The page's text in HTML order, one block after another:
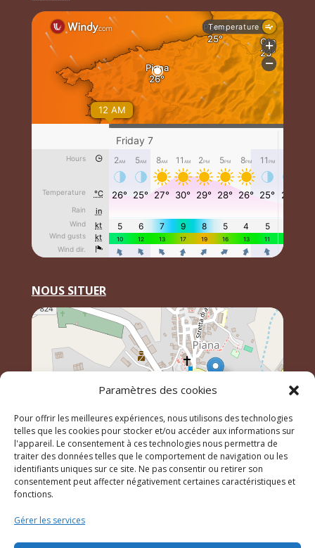
Paramètres des cookies
Pour offrir les meilleures expériences, nous utilisons des technologies
telles que les cookies pour stocker et/ou accéder aux informations sur
l'appareil. Le consentement à ces technologies nous permettra de
traiter des données telles que le comportement de navigation ou les
identifiants uniques sur ce site. Ne pas consentir ou retirer son
consentement peut affecter négativement certaines caractéristiques et
fonctions.
Gérer les services
NOUS SITUER
Leaflet, \r\n©OpenStreetMapcontributeurs